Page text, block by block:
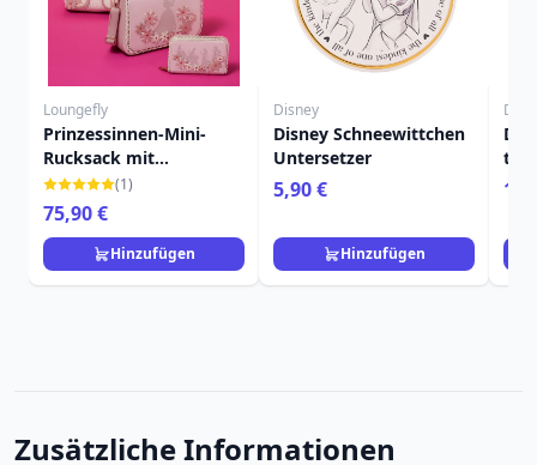
Loungefly
Prinzessinnen-Mini-
Rucksack mit
Blumenmuster und
Spitze - Disney
Loungefly
(1)
75,90 €
Hinzufügen
Disney
Disney Schneewittchen
Untersetzer
5,90 €
Hinzufügen
Zusätzliche Informationen